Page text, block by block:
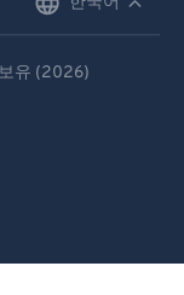
유 (2026)